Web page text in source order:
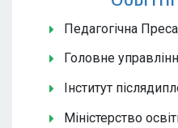
Педагогічна Преса
Головне
Інститут
Міністерство